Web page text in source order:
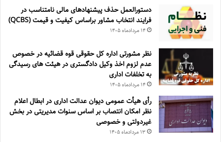
دستورالعمل حذف پيشنهادهای مالی نامتناسب در
فرايند انتخاب مشاور براساس كيفيت و قيمت (QCBS)
۱۴ مرداد‌ماه ۱۴۰۵
نظر مشورتی اداره کل حقوقی قوه قضائیه در خصوص
عدم لزوم اخذ وکیل دادگستری در هیئت های رسیدگی
به تخلفات اداری
۱۴ مرداد‌ماه ۱۴۰۵
رأی هیأت عمومی دیوان عدالت اداری در ابطال اعلام
نظر امکان انتصاب بر اساس سنوات مدیریتی در بخش
غیردولتی و خصوصی
۱۳ مرداد‌ماه ۱۴۰۵